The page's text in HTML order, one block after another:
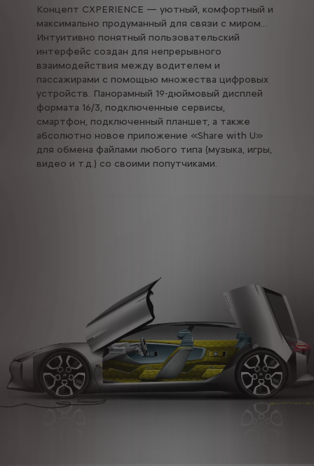
Концепт CXPERIENCE — уютный, комфортный и
максимально продуманный для связи с миром…
Интуитивно понятный пользовательский
интерфейс создан для непрерывного
взаимодействия между водителем и
пассажирами с помощью множества цифровых
устройств. Панорамный 19-дюймовый дисплей
формата 16/3, подключенные сервисы,
смартфон, подключенный планшет, а также
абсолютно новое приложение «Share with U»
для обмена файлами любого типа (музыка, игры,
видео и т.д.) со своими попутчиками.